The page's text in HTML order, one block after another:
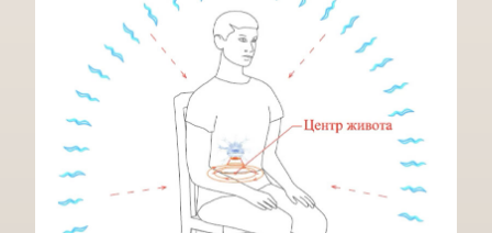
Практика Живот как струны